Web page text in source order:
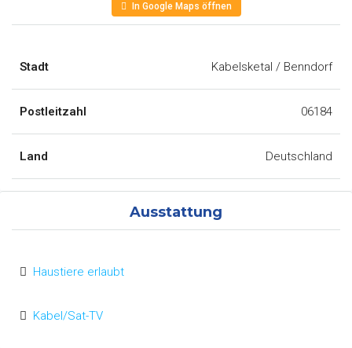
In Google Maps öffnen
Stadt Kabelsketal / Benndorf
Postleitzahl 06184
Land Deutschland
Ausstattung
Haustiere erlaubt
Kabel/Sat-TV